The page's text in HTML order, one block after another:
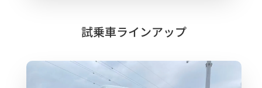
試乗車ラインアップ